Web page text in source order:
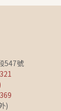
547號
)